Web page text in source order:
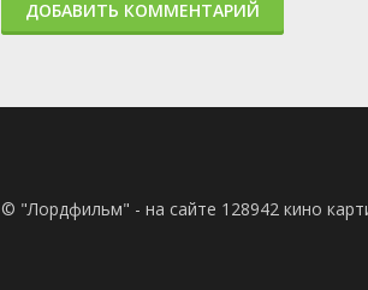
ДОБАВИТЬ КОММЕНТАРИЙ
© "Лордфильм" - на сайте 128942 кино